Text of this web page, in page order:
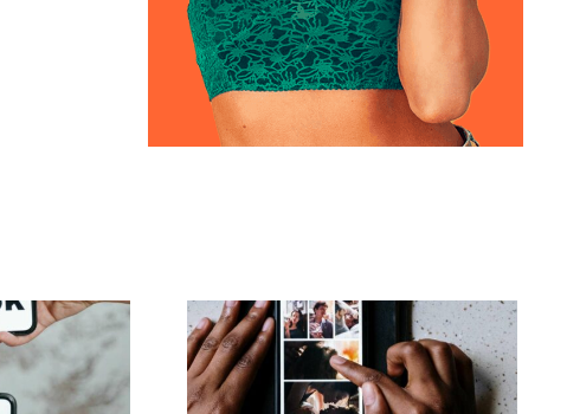
Le migliori app per